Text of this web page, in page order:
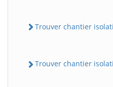
Trouver chantier
Trouver chantier